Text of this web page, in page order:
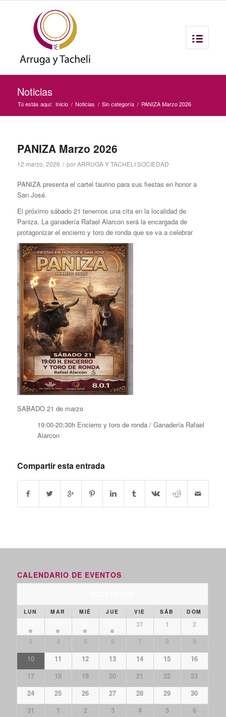
Noticias
Tú estás aquí: Inicio / Noticias / Sin categoría / PANIZA Marzo 2026
PANIZA Marzo 2026
12 marzo, 2026 / porARRUGA Y TACHELI SOCIEDAD
PANIZA presenta el cartel taurino para sus fiestas en honor a
San José.
El próximo sábado 21 tenemos una cita en la localidad de
Paniza. La ganadería Rafael Alarcon será la encargada de
protagonizar el encierro y toro de ronda que se va a celebrar
SABADO 21 de marzo
19:00-20:30h Encierro y toro de ronda / Ganadería Rafael
Alarcon
Compartir esta entrada
CALENDARIO DE EVENTOS
LUN MAR MIÉ JUE VIE SÁB DOM
31 1
2
3
4 5 6 7 8
9
10
11 12 13 14 15
16
17
18 19 20 21 22
23
24
25 26 27 28 29
30
31
1 2 3 4 5 6